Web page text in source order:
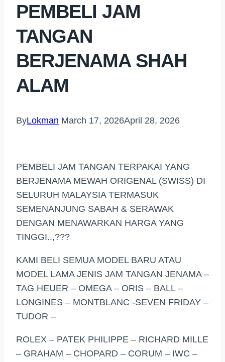
PEMBELI JAM
TANGAN
BERJENAMA SHAH
ALAM
ByLokman March 17, 2026April 28, 2026
PEMBELI JAM TANGAN TERPAKAI YANG
BERJENAMA MEWAH ORIGENAL (SWISS) DI
SELURUH MALAYSIA TERMASUK
SEMENANJUNG SABAH & SERAWAK
DENGAN MENAWARKAN HARGA YANG
TINGGI..,???
KAMI BELI SEMUA MODEL BARU ATAU
MODEL LAMA JENIS JAM TANGAN JENAMA –
TAG HEUER – OMEGA – ORIS – BALL –
LONGINES – MONTBLANC -SEVEN FRIDAY –
TUDOR –
ROLEX – PATEK PHILIPPE – RICHARD MILLE
– GRAHAM – CHOPARD – CORUM – IWC –